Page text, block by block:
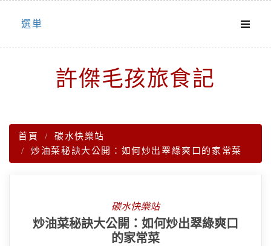
Skip
選単
許傑毛孩旅食記
首頁
碳水快樂站
炒油菜秘訣大公開：如何炒出翠綠爽口的家常菜
碳水快樂站
炒油菜秘訣大公開：如何炒出翠綠爽口
的家常菜